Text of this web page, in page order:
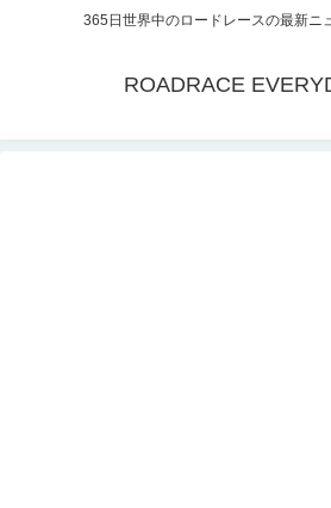
365日世界中のロードレースの最新ニ
ROADRACE